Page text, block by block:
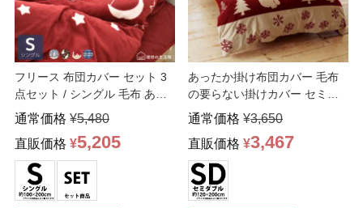
フリース 布団カバー セット 3
点セット / シングル 毛布 あっ
たか 敷きパッ
…
通常価格 ¥5,480
直販価格 ¥5,205
あったか掛け布団カバー 毛布
の要らない掛けカバー セミダ
ブル
通常価格 ¥3,650
直販価格 ¥3,467